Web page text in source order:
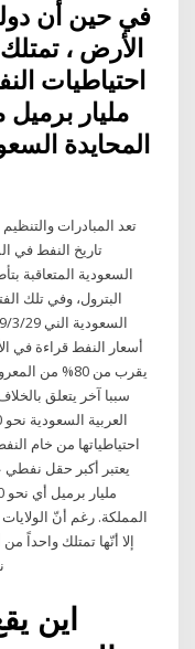
في حين أن
الأرض ،
مليار
المحايدة
تعد المبادرات
تاريخ النفط في
السعودية المتعاقبة
البترول، وفي تلك
يقرب من 80%
سببا آخر يتعلق
المملكة. رغم أنّ
اين